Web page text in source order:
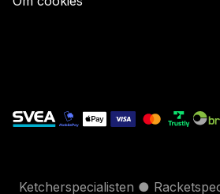
Ketcherspecialisten ●